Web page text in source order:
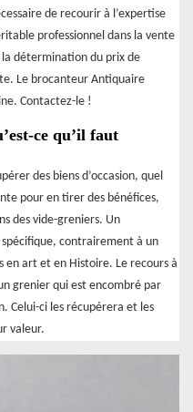
de recourir à l’expertise
professionnel dans la vente
la détermination du prix de
Le brocanteur Antiquaire
Contactez-le !
ce qu’il faut
des biens d’occasion, quel
pour en tirer des bénéfices,
des vide-greniers. Un
contrairement à un
art et en Histoire. Le recours à
grenier qui est encombré par
Celui-ci les récupérera et les
valeur.